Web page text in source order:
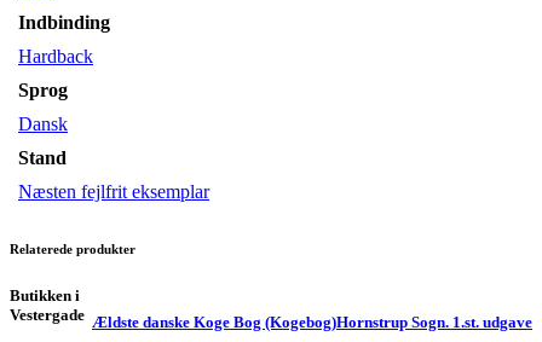
Indbinding
Hardback
Sprog
Dansk
Stand
Næsten fejlfrit eksemplar
Relaterede produkter
Hornstrup Sogn. 1.st. udgave
Ældste danske Koge Bog (Kogebog)
Butikken i
Vestergade